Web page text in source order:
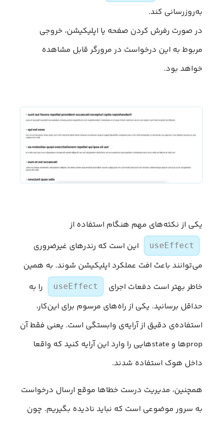
به‌روزرسانی کند.
در صورت رفرش کردن صفحه یا اپلیکیشن، خروجی
مربوط به این درخواست در مرورگر قابل مشاهده
خواهد بود.
یکی از نکته‌های مهم هنگام استفاده از
useEffect
این است که رندرهای غیرضروری
می‌توانند باعث افت عملکرد اپلیکیشن شوند. به همین
خاطر بهتر است دفعات اجرای
useEffect
را به
حداقل برسانید. یکی از راه‌های مرسوم برای این‌کار،
استفاده‌ی دقیق از آرایه‌ی وابستگی است. یعنی فقط آن
propها و stateهایی را وارد این آرایه کنید که واقعا
داخل هوک استفاده شدند.
همچنین، مدیریت درست خطاها موقع ارسال درخواست
به سرور موضوعی است که نباید نادیده بگیریم. چون